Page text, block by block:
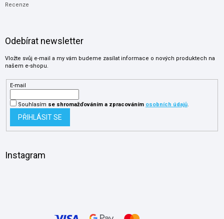
Recenze
Odebírat newsletter
Vložte svůj e-mail a my vám budeme zasílat informace o nových produktech na
našem e-shopu.
E-mail
Souhlasím se shromažďováníma zpracováním osobních údajů.
PŘIHLÁSIT SE
Instagram